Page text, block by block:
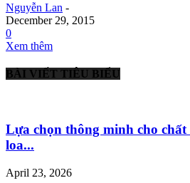
Nguyễn Lan -
December 29, 2015
0
Xem thêm
BÀI VIẾT TIÊU BIỂU
Lựa chọn thông minh cho
loa...
April 23, 2026